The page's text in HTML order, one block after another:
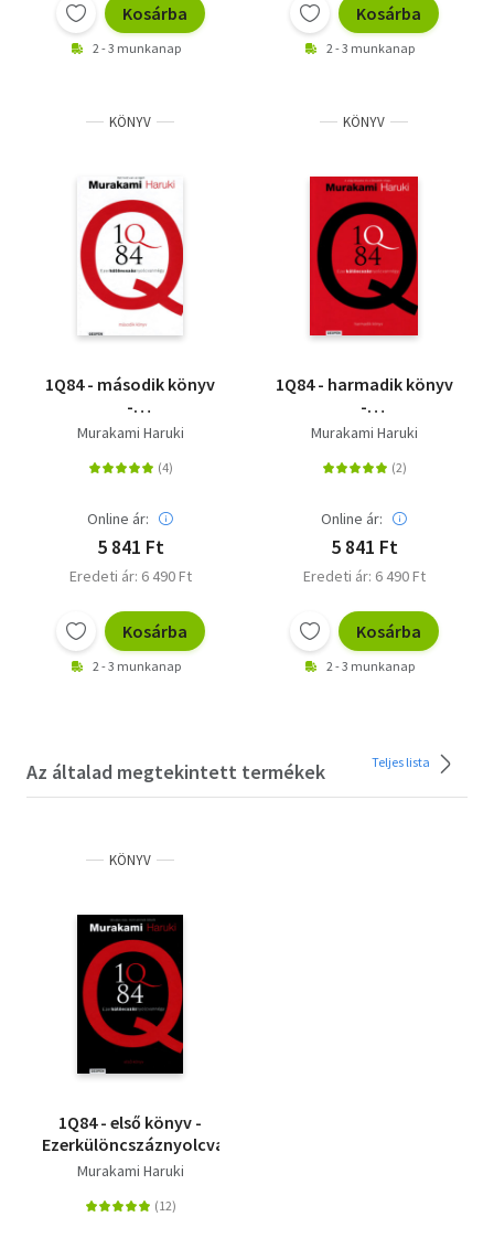
Kosárba
2 - 3 munkanap
Kosárba
2 - 3 munkanap
KÖNYV
1Q84 - második könyv
-
Ezerkülöncszáznyolcvannégy
Murakami Haruki
Online ár:
5 841 Ft
Eredeti ár: 6 490 Ft
Kosárba
2 - 3 munkanap
KÖNYV
1Q84 - harmadik könyv
-
Murakami Haruki
Online ár:
5 841 Ft
Eredeti ár: 6 490 Ft
Kosárba
2 - 3 munkanap
Az általad megtekintett termékek Teljes lista
KÖNYV
1Q84 - első könyv -
Ezerkülöncszáznyolcvannégy
Murakami Haruki